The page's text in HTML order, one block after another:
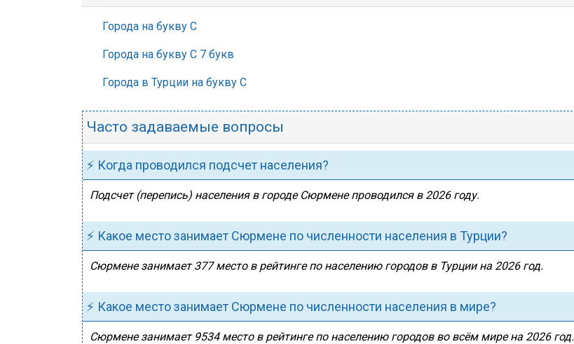
Города на букву С
Города на букву С 7 букв
Города в Турции на букву С
Часто задаваемые вопросы
⚡ Когда проводился подсчет населения?
Подсчет (перепись) населения в городе Сюрмене проводился в 2026 году.
⚡ Какое место занимает Сюрмене по численности населения в Турции?
Сюрмене занимает 377 место в рейтинге по населению городов в Турции на 2026 год.
⚡ Какое место занимает Сюрмене по численности населения в мире?
Сюрмене занимает 9534 место в рейтинге по населению городов во всём мире на 2026 год.